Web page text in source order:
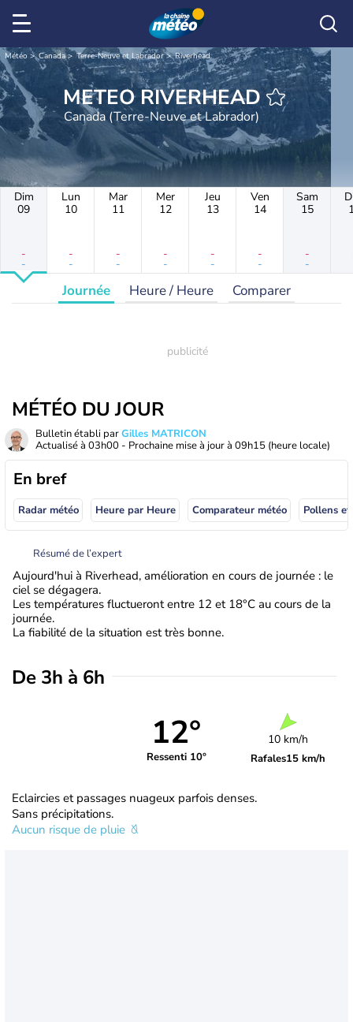
Météo Canada Terre-Neuve et Labrador Riverhead
METEO RIVERHEAD
Canada (Terre-Neuve et Labrador)
Dim
09
-
-
Lun
10
-
-
Mar
11
-
-
Mer
12
-
-
Jeu
13
-
-
Ven
14
-
-
Sam
15
-
-
Journée Heure / Heure Comparer
MÉTÉO DU JOUR
Bulletin établi parGilles MATRICON
Actualisé à 03h00 - Prochaine mise à jour à 09h15 (heure locale)
En bref
Radar météo Heure par Heure Comparateur météo Pollens
Résumé de l’expert
Aujourd'hui à Riverhead, amélioration en cours de journée : le
ciel se dégagera.
Les températures fluctueront entre 12 et 18°C au cours de la
journée.
La fiabilité de la situation est très bonne.
De 3h à 6h
12°
Ressenti 10°
10 km/h
Rafales15 km/h
Eclaircies et passages nuageux parfois denses.
Sans précipitations.
Aucun risque de pluie